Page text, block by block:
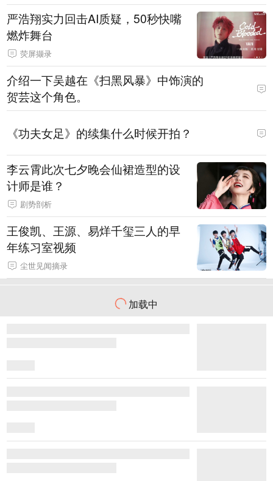
严浩翔实力回击AI质疑，50秒快嘴
燃炸舞台
荧屏撷录
介绍一下吴越在《扫黑风暴》中饰演的
贺芸这个角色。
《功夫女足》的续集什么时候开拍？
李云霄此次七夕晚会仙裙造型的设
计师是谁？
剧势剖析
王俊凯、王源、易烊千玺三人的早
年练习室视频
尘世见闻摘录
加载中